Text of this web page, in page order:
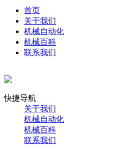
首页
关于我们
机械自动化
机械百科
联系我们
快捷导航
关于我们
机械自动化
机械百科
联系我们